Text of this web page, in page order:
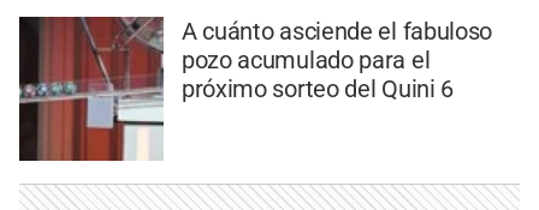
A cuánto asciende el fabuloso
pozo acumulado para el
próximo sorteo del Quini 6